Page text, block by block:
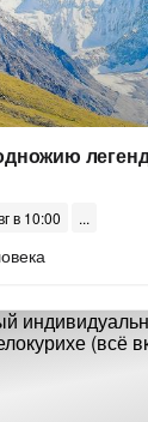
в 10:00